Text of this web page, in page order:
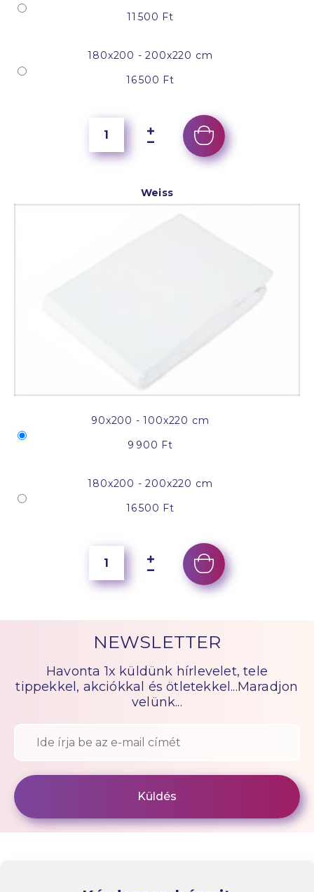
11 500 Ft
180x200 - 200x220 cm
16 500 Ft
Weiss
90x200 - 100x220 cm
9 900 Ft
180x200 - 200x220 cm
16 500 Ft
NEWSLETTER
Havonta 1x küldünk hírlevelet, tele
tippekkel, akciókkal és ötletekkel...Maradjon
velünk...